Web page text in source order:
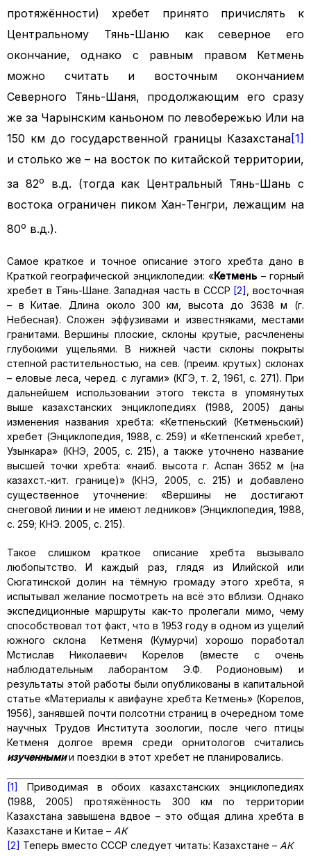
протяжённости) хребет принято причислять к
Центральному Тянь-Шаню как северное его
окончание, однако с равным правом Кетмень
можно считать и восточным окончанием
Северного Тянь-Шаня, продолжающим его сразу
же за Чарынским каньоном по левобережью Или на
150 км до государственной границы Казахстана[1]
и столько же – на восток по китайской территории,
за 82о
в.д. (тогда как Центральный Тянь-Шань с
востока ограничен пиком Хан-Тенгри, лежащим на
80о в.д.).
Самое краткое и точное описание этого хребта дано в
Краткой географической энциклопедии: «Кетмень – горный
хребет в Тянь-Шане. Западная часть в СССР [2]
, восточная
– в Китае. Длина около 300 км, высота до 3638 м (г.
Небесная). Сложен эффузивами и известняками, местами
гранитами. Вершины плоские, склоны крутые, расчленены
глубокими ущельями. В нижней части склоны покрыты
степной растительностью, на сев. (преим. крутых) склонах
– еловые леса, черед. с лугами» (КГЭ, т. 2, 1961, с. 271). При
дальнейшем использовании этого текста в упомянутых
выше казахстанских энциклопедиях (1988, 2005) даны
изменения названия хребта: «Кетпеньский (Кетменьский)
хребет (Энциклопедия, 1988, с. 259) и «Кетпенский хребет,
Узынкара» (КНЭ, 2005, с. 215), а также уточнено название
высшей точки хребта: «наиб. высота г. Аспан 3652 м (на
казахст.-кит. границе)» (КНЭ, 2005, с. 215) и добавлено
существенное уточнение: «Вершины не достигают
снеговой линии и не имеют ледников» (Энциклопедия, 1988,
с. 259; КНЭ. 2005, с. 215).
Такое слишком краткое описание хребта вызывало
любопытство. И каждый раз, глядя из Илийской или
Сюгатинской долин на тёмную громаду этого хребта, я
испытывал желание посмотреть на всё это вблизи. Однако
экспедиционные маршруты как-то пролегали мимо, чему
способствовал тот факт, что в 1953 году в одном из ущелий
южного склона Кетменя (Кумурчи) хорошо поработал
Мстислав Николаевич Корелов (вместе с очень
наблюдательным лаборантом Э.Ф. Родионовым) и
результаты этой работы были опубликованы в капитальной
статье «Материалы к авифауне хребта Кетмень» (Корелов,
1956), занявшей почти полсотни страниц в очередном томе
научных Трудов Института зоологии, после чего птицы
Кетменя долгое время среди орнитологов считались
изученнымии поездки в этот хребет не планировались.
[1]
Приводимая в обоих казахстанских энциклопедиях
(1988, 2005) протяжённость 300 км по территории
Казахстана завышена вдвое – это общая длина хребта в
Казахстане и Китае – АК
[2] Теперь вместо СССР следует читать: Казахстане – АК